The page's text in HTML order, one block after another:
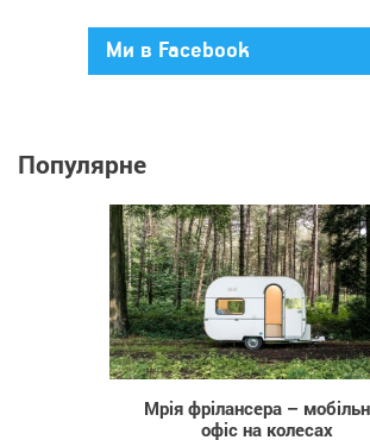
Ми в Facebook
Популярне
Мрія фрілансера –
офіс на колесах